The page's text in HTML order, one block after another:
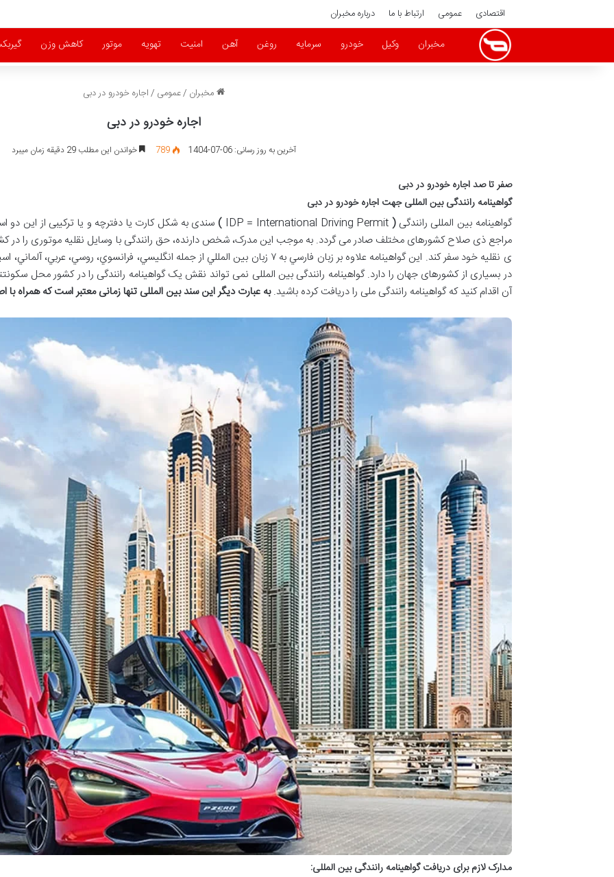
اقتصادی عمومی ارتباط با ما درباره مخبران
مخبران وکیل خودرو سرمایه روغن آهن امنیت تهویه موتور کاهش وزن
مخبران /عمومی /اجاره خودرو در دبی
اجاره خودرو در دبی
آخرین به روز رسانی: 06-07-1404 789 خواندن این مطلب 29 دقیقه زمان میبرد
صفر تا صد اجاره خودرو در دبی
گواهینامه رانندگی بین المللی جهت اجاره خودرو در دبی
گواهینامه بین المللی رانندگی(
IDP = International Driving Permit
)سندی به شکل کارت یا دفترچه و یا ترکیبی از این
مراجع ذی صلاح کشورهای مختلف صادر می گردد. به موجب این مدرک، شخص دارنده، حق رانندگی با وسایل نقلیه موتوری را در
ی نقلیه خود سفر کند. اين گواهينامه علاوه بر زبان فارسي به ۷ زبان بين المللي از جمله انگليسي،
در بسیاری از کشورهای جهان را دارد. گواهینامه رانندگی بین المللی نمی تواند نقش یک گواهینامه رانندگی را در کشور محل
آن اقدام کنید که گواهینامه رانندگی ملی را دریافت کرده باشید.به عبارت دیگر این سند بین المللی تنها زمانی معتبر است که همراه
مدارک لازم برای دریافت گواهینامه رانندگی بین المللی: